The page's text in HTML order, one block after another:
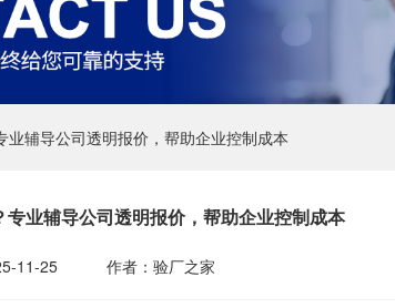
辅导公司透明报价，帮助企业控制成本
业辅导公司透明报价，帮助企业控制成本
11-25 作者：验厂之家